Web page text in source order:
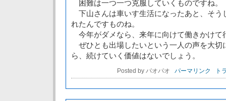
困難は一つ一つ克服していくものですね。
下山さんは車いす生活になったあと、そう
れたんですものね。
今年がダメなら、来年に向けて働きかけて
ぜひとも出場したいという一人の声を大切
ら、続けていく価値はないでしょう。
Posted by パオパオ パーマリンク ト